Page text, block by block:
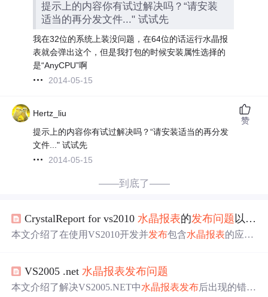
提示上的内容你有试过解决吗？“请安装
适当的再分发文件..." 试试先
我在32位的系统上装没问题，在64位的话运行水晶报
表就会弹出这个，但是我打包的时候安装属性选择的
是“AnyCPU”啊
2014-05-15
Hertz_liu
提示上的内容你有试过解决吗？“请安装适当的再分发
文件..." 试试先
2014-05-15
赞
——到底了——
CrystalReport for vs2010 水晶报表的发布问题 以及捆绑
本文介绍了在使用VS2010开发并发布包含水晶报表的应用
录、使用InstallShield建立发布项目等解决方案。
VS2005 .net 水晶报表发布问题
本文介绍了解决VS2005.NET中水晶报表发布后出现的错误